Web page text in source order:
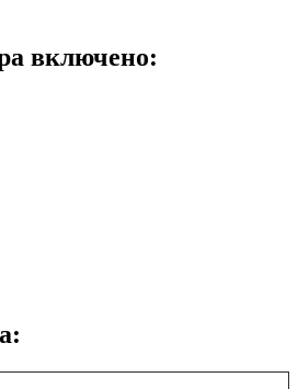
включено: